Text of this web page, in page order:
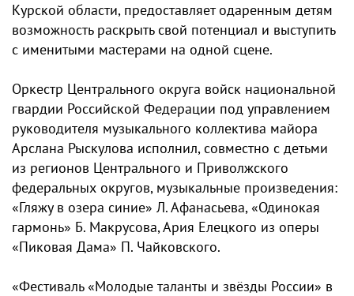
Курской области, предоставляет одаренным детям
возможность раскрыть свой потенциал и выступить
с именитыми мастерами на одной сцене.
Оркестр Центрального округа войск национальной
гвардии Российской Федерации под управлением
руководителя музыкального коллектива майора
Арслана Рыскулова исполнил, совместно с детьми
из регионов Центрального и Приволжского
федеральных округов, музыкальные произведения:
«Гляжу в озера синие» Л. Афанасьева, «Одинокая
гармонь» Б. Макрусова, Ария Елецкого из оперы
«Пиковая Дама» П. Чайковского.
«Фестиваль «Молодые таланты и звёзды России» в